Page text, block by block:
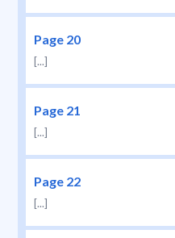
Page 20
[...]
Page 21
[...]
Page 22
[...]